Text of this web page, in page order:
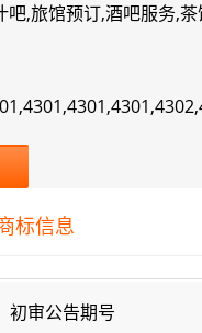
吧,旅馆预订,酒吧服务,
标信息
初审公告期号